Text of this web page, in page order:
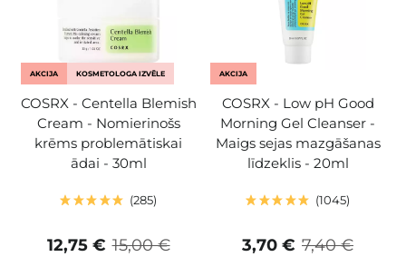
AKCIJA KOSMETOLOGA IZVĒLE
COSRX - Centella Blemish
Cream - Nomierinošs
krēms problemātiskai
ādai - 30ml
285
15,00 €
12,75 €
AKCIJA
COSRX - Low pH Good
Morning Gel Cleanser -
Maigs sejas mazgāšanas
līdzeklis - 20ml
1045
7,40 €
3,70 €